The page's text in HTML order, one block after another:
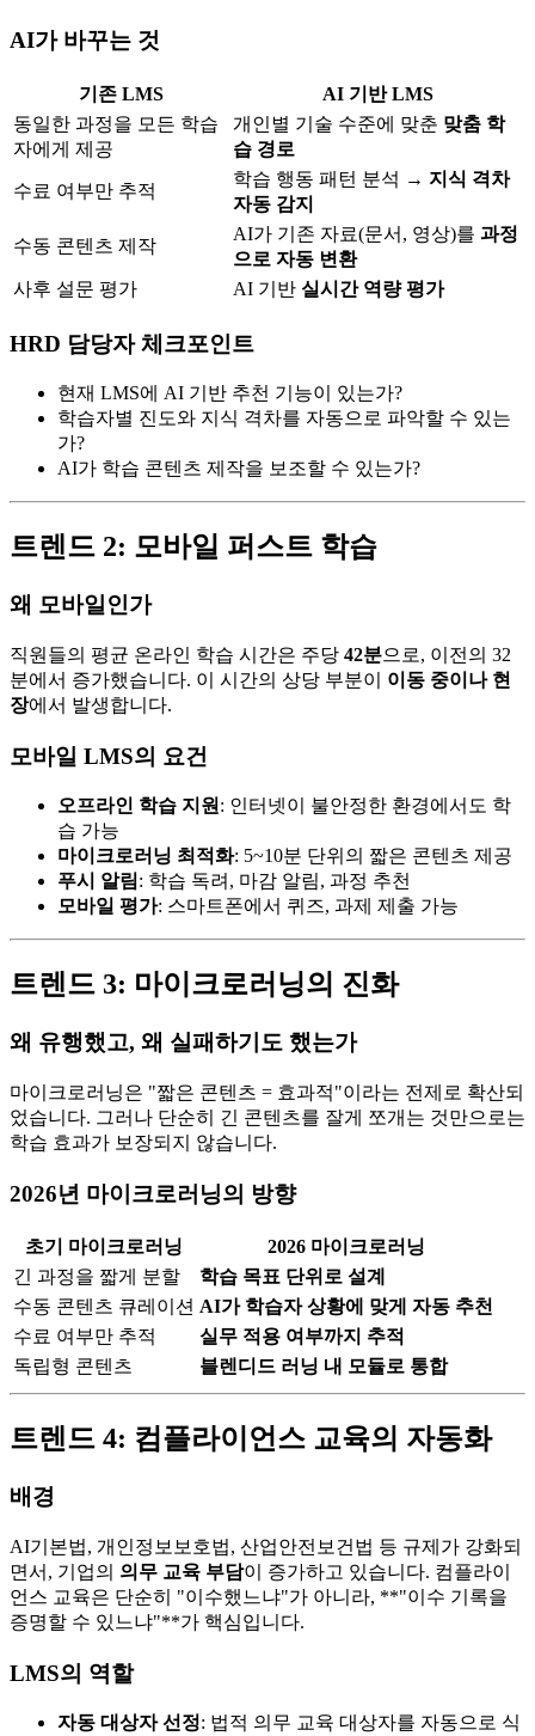
AI가 바꾸는 것
기존 LMS
AI 기반 LMS
동일한 과정을 모든 학습
자에게 제공
개인별 기술 수준에 맞춘 맞춤 학
습 경로
수료 여부만 추적
학습 행동 패턴 분석 → 지식 격차
자동 감지
수동 콘텐츠 제작
AI가 기존 자료(문서, 영상)를 과정
으로 자동 변환
사후 설문 평가
AI 기반 실시간 역량 평가
HRD 담당자 체크포인트
현재 LMS에 AI 기반 추천 기능이 있는가?
학습자별 진도와 지식 격차를 자동으로 파악할 수 있는
가?
AI가 학습 콘텐츠 제작을 보조할 수 있는가?
트렌드 2: 모바일 퍼스트 학습
왜 모바일인가
직원들의 평균 온라인 학습 시간은 주당 42분으로, 이전의 32
분에서 증가했습니다. 이 시간의 상당 부분이 이동 중이나 현
장에서 발생합니다.
모바일 LMS의 요건
오프라인 학습 지원 : 인터넷이 불안정한 환경에서도 학
습 가능
마이크로러닝 최적화: 5~10분 단위의 짧은 콘텐츠 제공
푸시 알림: 학습 독려, 마감 알림, 과정 추천
모바일 평가: 스마트폰에서 퀴즈, 과제 제출 가능
트렌드 3: 마이크로러닝의 진화
왜 유행했고, 왜 실패하기도 했는가
마이크로러닝은 "짧은 콘텐츠 = 효과적"이라는 전제로 확산되
었습니다. 그러나 단순히 긴 콘텐츠를 잘게 쪼개는 것만으로는
학습 효과가 보장되지 않습니다.
2026년 마이크로러닝의 방향
초기 마이크로러닝
2026 마이크로러닝
긴 과정을 짧게 분할
학습 목표 단위로 설계
수동 콘텐츠 큐레이션 AI가 학습자 상황에 맞게 자동 추천
수료 여부만 추적
실무 적용 여부까지 추적
독립형 콘텐츠
블렌디드 러닝 내 모듈로 통합
트렌드 4: 컴플라이언스 교육의 자동화
배경
AI기본법, 개인정보보호법, 산업안전보건법 등 규제가 강화되
면서, 기업의 의무 교육 부담이 증가하고 있습니다. 컴플라이
언스 교육은 단순히 "이수했느냐"가 아니라, **"이수 기록을
증명할 수 있느냐"**가 핵심입니다.
LMS의 역할
자동 대상자 선정: 법적 의무 교육 대상자를 자동으로 식